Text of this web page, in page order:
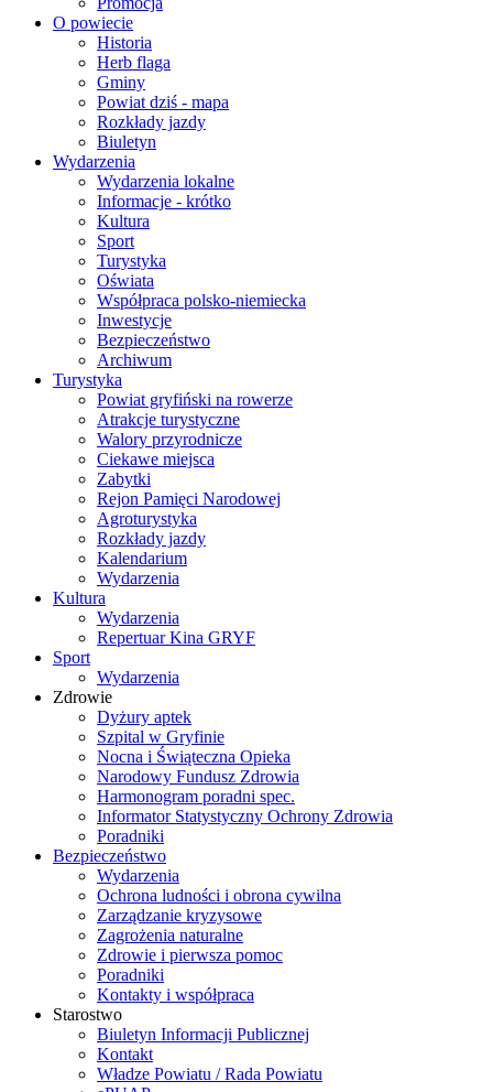
O powiecie
Historia
Herb flaga
Gminy
Powiat dziś - mapa
Rozkłady jazdy
Biuletyn
Wydarzenia
Wydarzenia lokalne
Informacje - krótko
Kultura
Sport
Turystyka
Oświata
Współpraca polsko-niemiecka
Inwestycje
Bezpieczeństwo
Archiwum
Turystyka
Powiat gryfiński na rowerze
Atrakcje turystyczne
Walory przyrodnicze
Ciekawe miejsca
Zabytki
Rejon Pamięci Narodowej
Agroturystyka
Rozkłady jazdy
Kalendarium
Wydarzenia
Kultura
Wydarzenia
Repertuar Kina GRYF
Sport
Wydarzenia
Zdrowie
Dyżury aptek
Szpital w Gryfinie
Nocna i Świąteczna Opieka
Narodowy Fundusz Zdrowia
Harmonogram poradni spec.
Informator Statystyczny Ochrony Zdrowia
Poradniki
Bezpieczeństwo
Wydarzenia
Ochrona ludności i obrona cywilna
Zarządzanie kryzysowe
Zagrożenia naturalne
Zdrowie i pierwsza pomoc
Poradniki
Kontakty i współpraca
Starostwo
Biuletyn Informacji Publicznej
Kontakt
Władze Powiatu / Rada Powiatu